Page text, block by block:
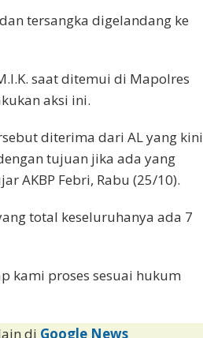
tersangka digelandang ke
saat ditemui di Mapolres
aksi ini.
diterima dari AL yang kini
tujuan jika ada yang
AKBP Febri, Rabu (25/10).
total keseluruhanya ada 7
kami proses sesuai hukum
di Google News